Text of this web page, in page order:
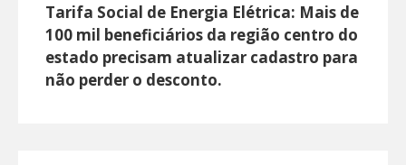
Tarifa Social de Energia Elétrica: Mais de
100 mil beneficiários da região centro do
estado precisam atualizar cadastro para
não perder o desconto.